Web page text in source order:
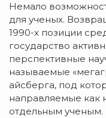
Немало
для ученых.
1990-х позиции
государство
перспективные
называемые
айсберга, под
направляемые как
отдельным ученым.